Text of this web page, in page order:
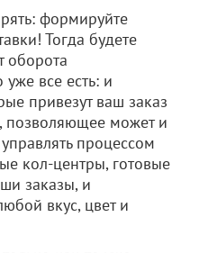
формируйте
Тогда будете
оборота
уже все есть: и
привезут ваш заказ
позволяющее может и
процессом
кол-центры, готовые
заказы, и
вкус, цвет и